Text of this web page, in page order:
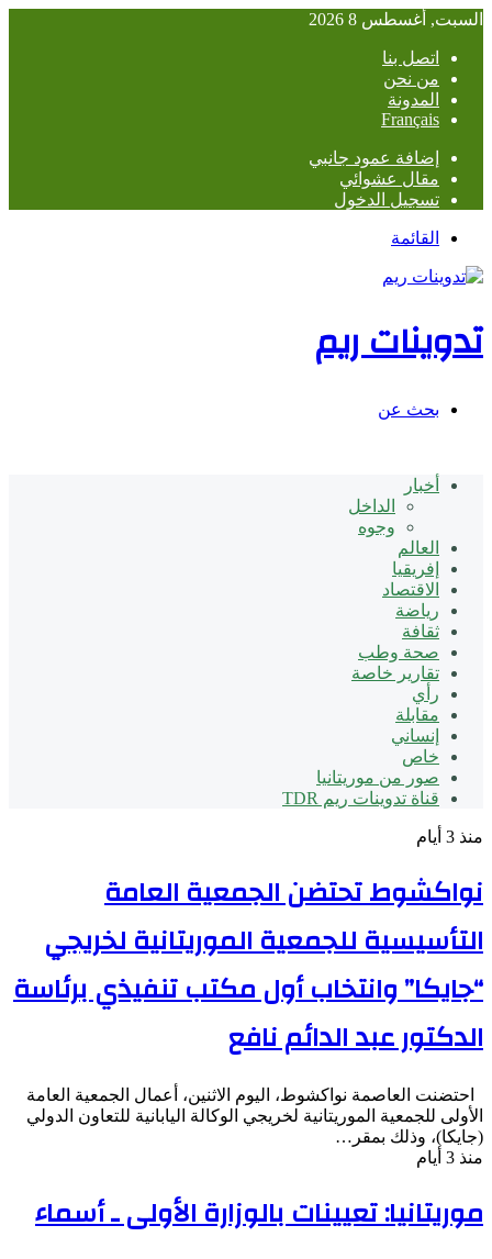
السبت, أغسطس 8 2026
اتصل بنا
من نحن
المدونة
Français
إضافة عمود جانبي
مقال عشوائي
تسجيل الدخول
القائمة
تدوينات ريم
بحث عن
أخبار
الداخل
وجوه
العالم
إفريقيا
الاقتصاد
رياضة
ثقافة
صحة وطب
تقارير خاصة
رأي
مقابلة
إنساني
خاص
صور من موريتانيا
قناة تدوينات ريم TDR
منذ 3 أيام
نواكشوط تحتضن الجمعية العامة
التأسيسية للجمعية الموريتانية لخريجي
“جايكا” وانتخاب أول مكتب تنفيذي برئاسة
الدكتور عبد الدائم نافع
احتضنت العاصمة نواكشوط، اليوم الاثنين، أعمال الجمعية العامة
الأولى للجمعية الموريتانية لخريجي الوكالة اليابانية للتعاون الدولي
(جايكا)، وذلك بمقر…
منذ 3 أيام
موريتانيا: تعيينات بالوزارة الأولى ـ أسماء